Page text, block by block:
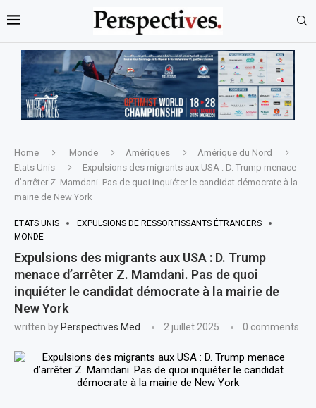
Home Monde Amériques
Amérique du Nord
Etats Unis
Expulsions des migrants aux USA : D. Trump menace
d’arrêter Z. Mamdani. Pas de quoi inquiéter le candidat démocrate à la
mairie de New York
ETATS UNIS
EXPULSIONS DE RESSORTISSANTS ÉTRANGERS
MONDE
Expulsions des migrants aux USA : D. Trump
menace d’arrêter Z. Mamdani. Pas de quoi
inquiéter le candidat démocrate à la mairie de
New York
written by Perspectives Med 2 juillet 2025 0 comments